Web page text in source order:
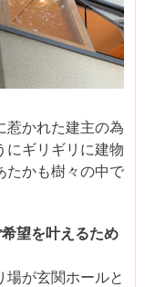
惹かれた建主の為
にギリギリに建物
たかも樹々の中で
望を叶えるため
が玄関ホールと